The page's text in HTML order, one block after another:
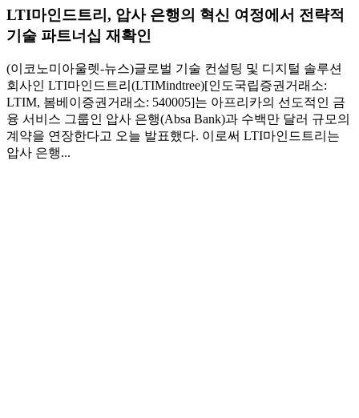
LTI마인드트리, 압사 은행의 혁신 여정에서 전략적
기술 파트너십 재확인
(이코노미아울렛-뉴스)글로벌 기술 컨설팅 및 디지털 솔루션
회사인 LTI마인드트리(LTIMindtree)[인도국립증권거래소:
LTIM, 봄베이증권거래소: 540005]는 아프리카의 선도적인 금
융 서비스 그룹인 압사 은행(Absa Bank)과 수백만 달러 규모의
계약을 연장한다고 오늘 발표했다. 이로써 LTI마인드트리는
압사 은행...